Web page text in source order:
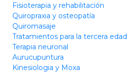
Fisioterapia y rehabilitación
Quiropraxia y osteopatía
Quiromasaje
Tratamientos para la tercera edad
Terapia neuronal
Aurucupuntura
Kinesiologia y Moxa